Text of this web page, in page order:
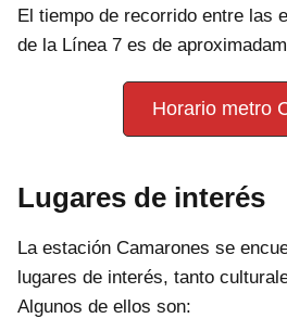
El tiempo de recorrido entre las
de la Línea 7 es de
Horario metro
Lugares de interés
La estación Camarones se
lugares de interés, tanto
Algunos de ellos son: